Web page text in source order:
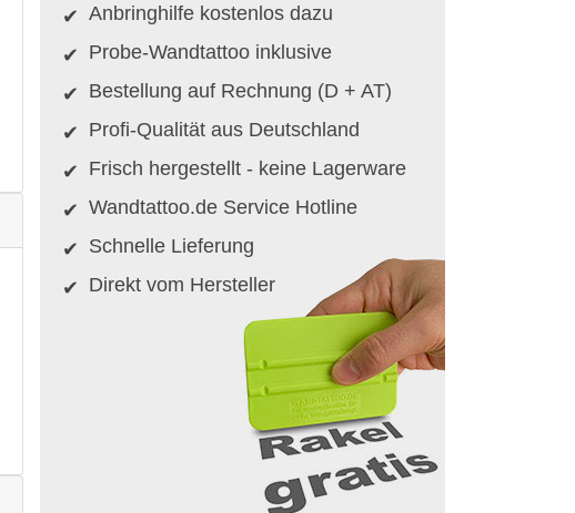
Anbringhilfe kostenlos dazu
Probe-Wandtattoo inklusive
Bestellung auf Rechnung (D + AT)
Profi-Qualität aus Deutschland
Frisch hergestellt - keine Lagerware
Wandtattoo.de Service Hotline
Schnelle Lieferung
Direkt vom Hersteller